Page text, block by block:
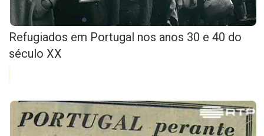
Refugiados em Portugal nos anos 30 e 40 do
século XX